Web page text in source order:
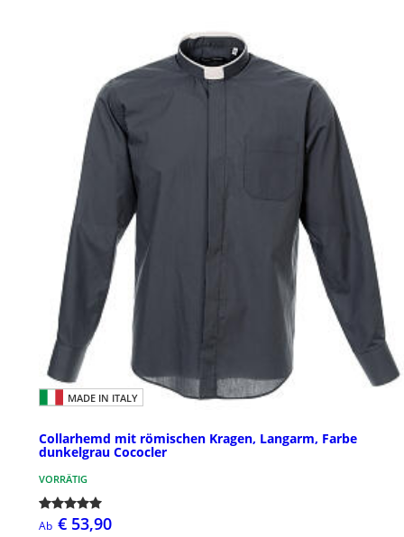
MADE IN ITALY
Collarhemd mit römischen Kragen, Langarm, Farbe
dunkelgrau Cococler
VORRÄTIG
Ab € 53,90